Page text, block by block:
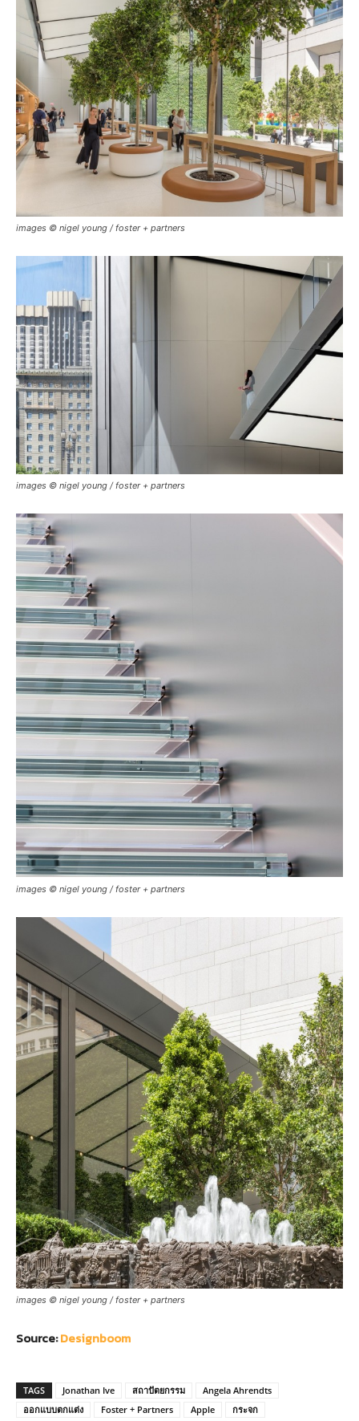
images © nigel young / foster + partners
images © nigel young / foster + partners
images © nigel young / foster + partners
images © nigel young / foster + partners
Source:Designboom
TAGS Jonathan Ive สถาปัตยกรรม
Angela Ahrendts
ออกแบบตกแต่ง
Foster + Partners Apple
กระจก